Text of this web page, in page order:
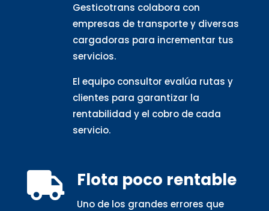
Gesticotrans colabora con
empresas de transporte y diversas
cargadoras para incrementar tus
servicios.
El equipo consultor evalúa rutas y
clientes para garantizar la
rentabilidad y el cobro de cada
servicio.
 Flota poco rentable
Uno de los grandes errores que